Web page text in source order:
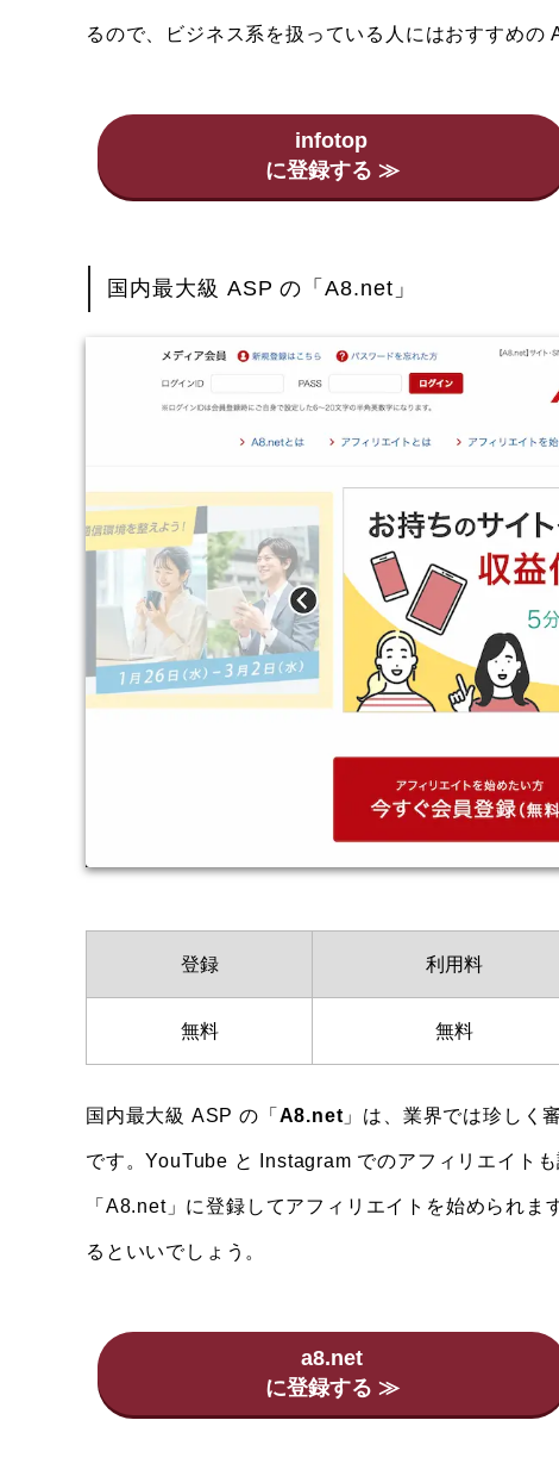
るので、ビジネス系を扱っている人にはおすすめの
infotop
国内最大級 ASP の「A8.net」
登録 利用料
無料 無料
国内最大級 ASP の「 A8.net 」は、業界では珍しく
です。YouTube と Instagram でのアフィリエイト
「A8.net」に登録してアフィリエイトを始められ
るといいでしょう。
a8.net